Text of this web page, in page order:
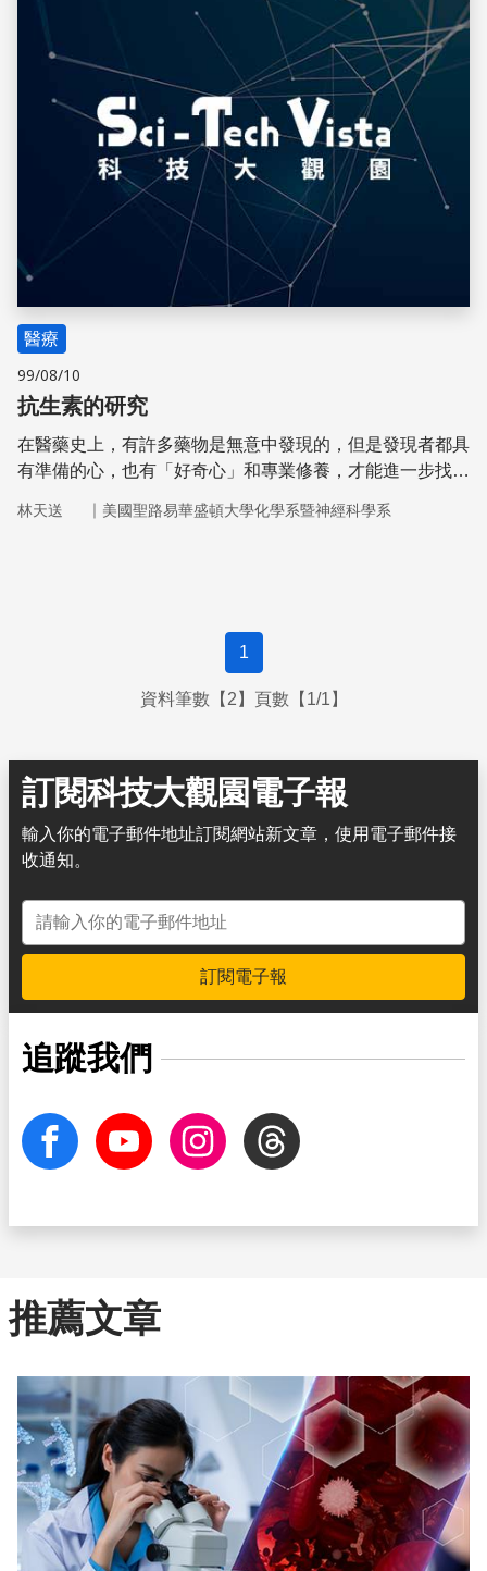
醫療
99/08/10
抗生素的研究
在醫藥史上，有許多藥物是無意中發現的，但是發現者都具
有準備的心，也有「好奇心」和專業修養，才能進一步找到
現。
林天送 ｜ 美國聖路易華盛頓大學化學系暨神經科學系
1
資料筆數【2】頁數【1/1】
訂閱科技大觀園電子報
輸入你的電子郵件地址訂閱網站新文章，使用電子郵件接
收通知。
電子郵件地址
訂閱電子報
追蹤我們
facebook Youtube InstagramThreads
推薦文章